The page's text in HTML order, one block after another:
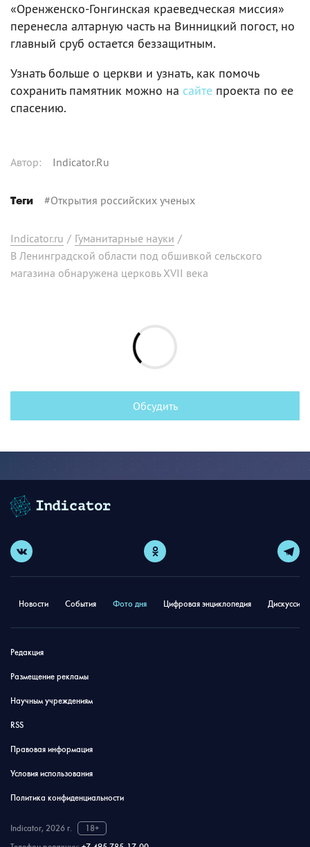
«Оренженско-Гонгинская краеведческая миссия»
перенесла алтарную часть на Винницкий погост, но
главный сруб остается беззащитным.
Узнать больше о церкви и узнать, как помочь
сохранить памятник можно на сайте проекта по ее
спасению.
Автор: Indicator.Ru
Теги #Открытия российских ученых
Indicator.ru / Гуманитарные науки /
В Ленинградской области под обшивкой сельского
магазина обнаружена церковь XVII века
Обсудить
Новости События Фото дня Цифровая энциклопедия
Редакция
Размещение рекламы
Научным учреждениям
RSS
Правовая информация
Условия использования
Политика конфиденциальности
Indicator, 2026 г.
18+